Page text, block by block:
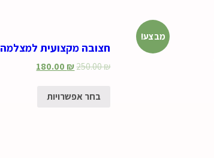
מבצע!
חצובה מקצועית למצלמה
250.00₪
180.00 ₪
בחר אפשרויות